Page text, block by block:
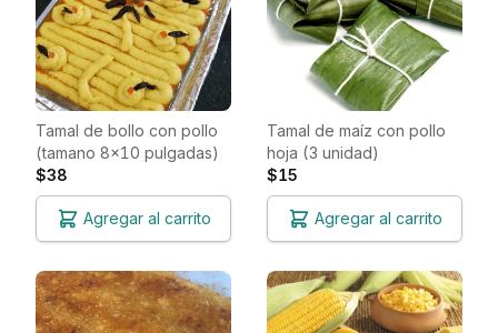
Tamal de bollo con pollo
(tamano 8x10 pulgadas)
$38
Agregar al carrito
Tamal de maíz con pollo
hoja (3 unidad)
$15
Agregar al carrito